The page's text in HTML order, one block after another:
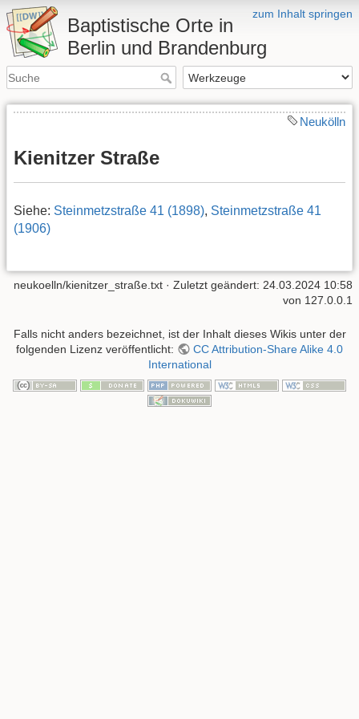
zum Inhalt springen
Baptistische Orte in
Berlin und Brandenburg
Neukölln
Kienitzer Straße
Siehe: Steinmetzstraße 41 (1898), Steinmetzstraße 41
(1906)
neukoelln/kienitzer_straße.txt · Zuletzt geändert: 24.03.2024 10:58
von 127.0.0.1
Falls nicht anders bezeichnet, ist der Inhalt dieses Wikis unter der
folgenden Lizenz veröffentlicht:
CC Attribution-Share Alike 4.0
International